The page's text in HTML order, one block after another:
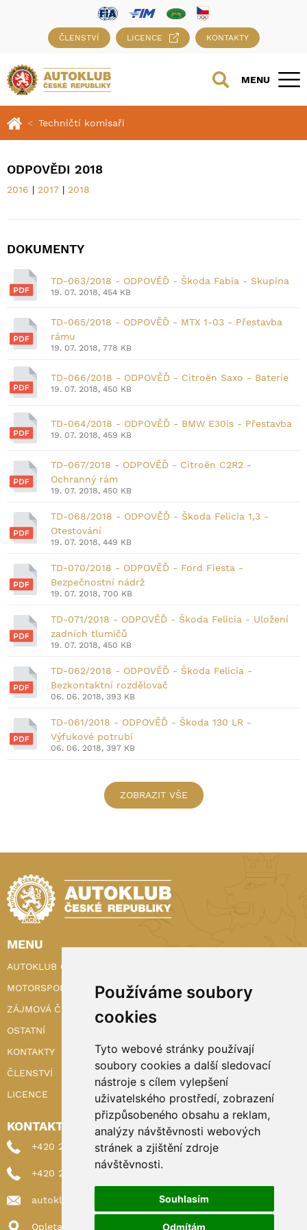
Používáme soubory
cookies
Tyto webové stránky používají
soubory cookies a další sledovací
nástroje s cílem vylepšení
uživatelského prostředí, zobrazení
přizpůsobeného obsahu a reklam,
analýzy návštěvnosti webových
stránek a zjištění zdroje
návštěvnosti.
Souhlasím
Odmítám
ČLENSTVÍ LICENCE KONTAKTY
MENU
Techničtí komisaři
ODPOVĚDI 2018
2016 | 2017 | 2018
DOKUMENTY
TD-063/2018 - ODPOVĚĎ - Škoda Fabia - Skupina
19. 07. 2018, 454 KB
TD-065/2018 - ODPOVĚĎ - MTX 1-03 - Přestavba
rámu
19. 07. 2018, 778 KB
TD-066/2018 - ODPOVĚĎ - Citroën Saxo - Baterie
19. 07. 2018, 450 KB
TD-064/2018 - ODPOVĚĎ - BMW E30is - Přestavba
19. 07. 2018, 459 KB
TD-067/2018 - ODPOVĚĎ - Citroën C2R2 -
Ochranný rám
19. 07. 2018, 450 KB
TD-068/2018 - ODPOVĚĎ - Škoda Felicia 1,3 -
Otestování
19. 07. 2018, 449 KB
TD-070/2018 - ODPOVĚĎ - Ford Fiesta -
Bezpečnostní nádrž
19. 07. 2018, 700 KB
TD-071/2018 - ODPOVĚĎ - Škoda Felicia - Uložení
zadních tlumičů
19. 07. 2018, 450 KB
TD-062/2018 - ODPOVĚĎ - Škoda Felicia -
Bezkontaktní rozdělovač
06. 06. 2018, 393 KB
TD-061/2018 - ODPOVĚĎ - Škoda 130 LR -
Výfukové potrubí
06. 06. 2018, 397 KB
ZOBRAZIT VŠE
MENU
AUTOKLUB ČR
MOTORSPORT
ZÁJMOVÁ ČINNOST
OSTATNÍ
KONTAKTY
ČLENSTVÍ
LICENCE
KONTAKTY
+420 222 898 224 (sekretariat)
+420 222 898 221 (členství)
autoklub@autoklub.cz
Opletalova 1337/29, 110 00 Praha 1